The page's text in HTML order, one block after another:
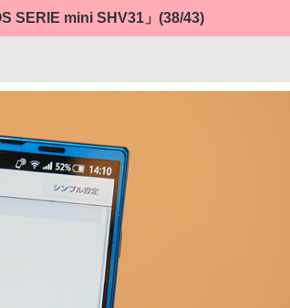
SERIE mini SHV31」 (38/43)